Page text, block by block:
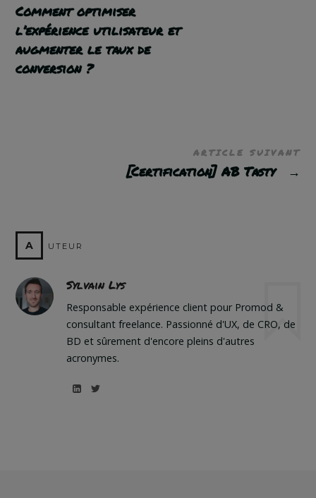
Comment optimiser
l’expérience utilisateur et
augmenter le taux de
conversion ?
ARTICLE SUIVANT
[Certification] AB Tasty →
A UTEUR
Sylvain Lys
Responsable expérience client pour Promod &
consultant freelance. Passionné d'UX, de CRO, de
BD et sûrement d'encore pleins d'autres
acronymes.